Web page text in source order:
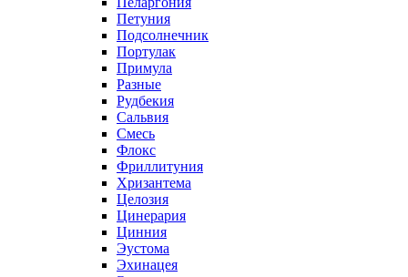
Петуния
Подсолнечник
Портулак
Примула
Разные
Рудбекия
Сальвия
Смесь
Флокс
Фриллитуния
Хризантема
Целозия
Цинерария
Цинния
Эустома
Эхинацея